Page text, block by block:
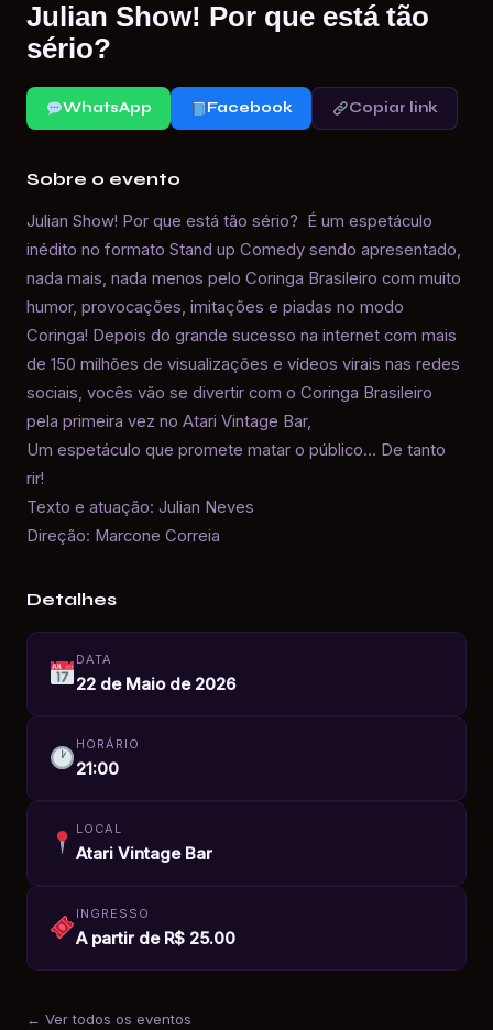
Julian Show! Por que está tão
sério?
WhatsApp Facebook Copiar link
Sobre o evento
Julian Show! Por que está tão sério? É um espetáculo
inédito no formato Stand up Comedy sendo apresentado,
nada mais, nada menos pelo Coringa Brasileiro com muito
humor, provocações, imitações e piadas no modo
Coringa! Depois do grande sucesso na internet com mais
de 150 milhões de visualizações e vídeos virais nas redes
sociais, vocês vão se divertir com o Coringa Brasileiro
pela primeira vez no Atari Vintage Bar,
Um espetáculo que promete matar o público… De tanto
rir!
Texto e atuação: Julian Neves
Direção: Marcone Correia
Detalhes
DATA
22 de Maio de 2026
HORÁRIO
21:00
LOCAL
Atari Vintage Bar
INGRESSO
A partir de R$ 25.00
← Ver todos os eventos